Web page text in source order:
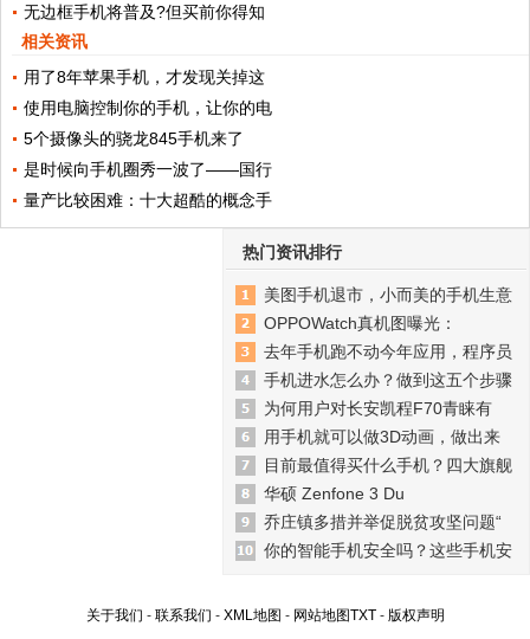
无边框手机将普及?但买前你得知
相关资讯
用了8年苹果手机，才发现关掉这
使用电脑控制你的手机，让你的电
5个摄像头的骁龙845手机来了
是时候向手机圈秀一波了——国行
量产比较困难：十大超酷的概念手
热门资讯排行
美图手机退市，小而美的手机生意
OPPOWatch真机图曝光：
去年手机跑不动今年应用，程序员
手机进水怎么办？做到这五个步骤
为何用户对长安凯程F70青睐有
用手机就可以做3D动画，做出来
目前最值得买什么手机？四大旗舰
华硕 Zenfone 3 Du
乔庄镇多措并举促脱贫攻坚问题“
你的智能手机安全吗？这些手机安
关于我们 - 联系我们 - XML地图 - 网站地图TXT- 版权声明